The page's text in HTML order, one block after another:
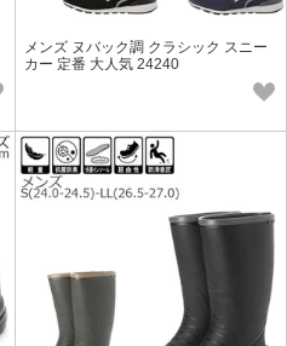
メンズ ヌバック調 クラシック スニー
カー 定番 大人気 24240